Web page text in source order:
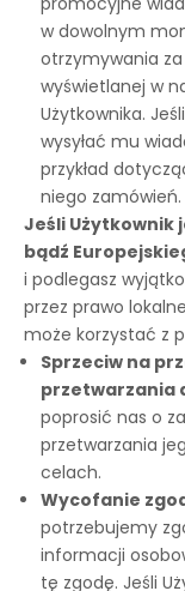
w dowolnym
otrzymywania
wyświetlanej w
Użytkownika.
wysyłać mu
przykład
niego zamówień.
Jeśli Użytkownik
bądź
i podlegasz
przez prawo
może korzystać z
Sprzeciw na
przetwarzania
poprosić nas o
przetwarzania
celach.
Wycofanie
potrzebujemy
informacji
tę zgodę. Jeśli